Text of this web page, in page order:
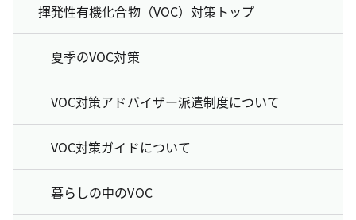
揮発性有機化合物（VOC）対策トップ
夏季のVOC対策
VOC対策アドバイザー派遣制度について
VOC対策ガイドについて
暮らしの中のVOC